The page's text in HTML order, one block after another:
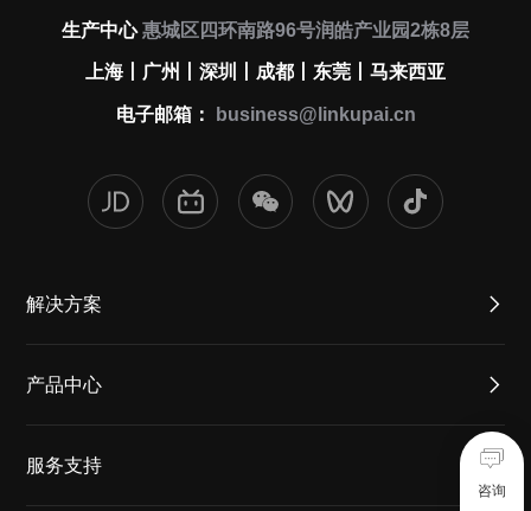
咨询
生产中心惠城区四环南路96号润皓产业园2栋8层
上海丨广州丨深圳丨成都丨东莞丨马来西亚
电子邮箱： business@linkupai.cn
解决方案
产品中心
服务支持